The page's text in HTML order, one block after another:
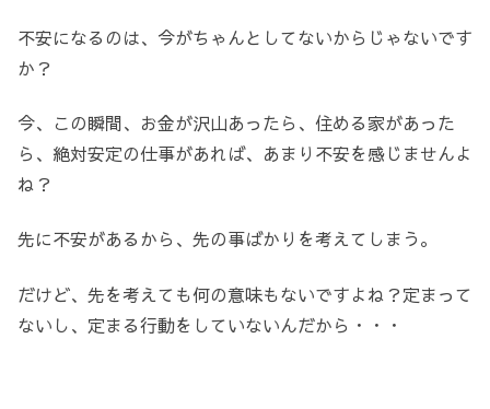
不安になるのは、今がちゃんとしてないからじゃないです
か？
今、この瞬間、お金が沢山あったら、住める家があった
ら、絶対安定の仕事があれば、あまり不安を感じませんよ
ね？
先に不安があるから、先の事ばかりを考えてしまう。
だけど、先を考えても何の意味もないですよね？定まって
ないし、定まる行動をしていないんだから・・・